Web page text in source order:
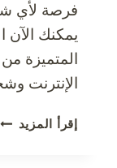
فرصة لأي
يمكنك
المتميزة
الإنترنت
إقرأ المزيد